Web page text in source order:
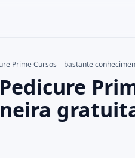
Prime Cursos – bastante